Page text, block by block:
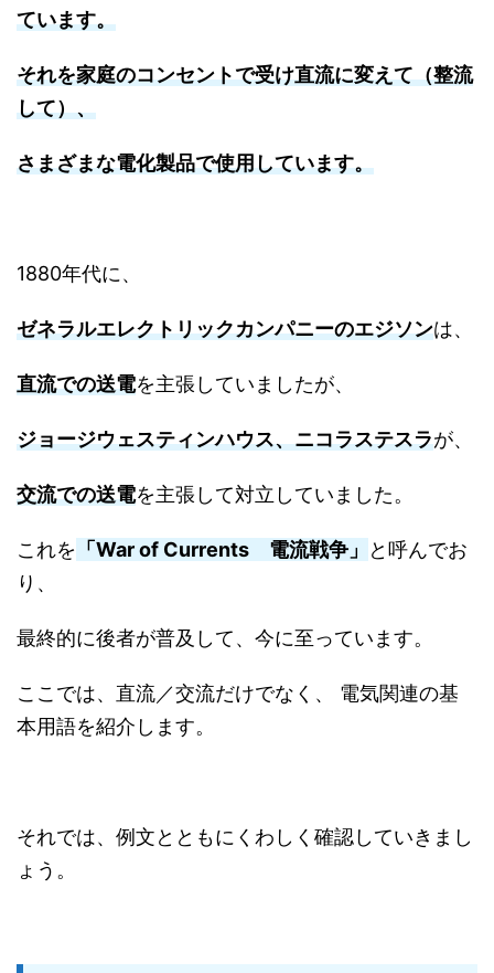
ています。
それを家庭のコンセントで受け直流に変えて（整流
して）、
さまざまな電化製品で使用しています。
1880年代に、
ゼネラルエレクトリックカンパニーのエジソンは、
直流での送電を主張していましたが、
ジョージウェスティンハウス、ニコラステスラが、
交流での送電を主張して対立していました。
これを 「War of Currents 電流戦争」
と呼んでお
り、
最終的に後者が普及して、今に至っています。
ここでは、直流／交流だけでなく、 電気関連の基
本用語を紹介します。
それでは、例文とともにくわしく確認していきまし
ょう。